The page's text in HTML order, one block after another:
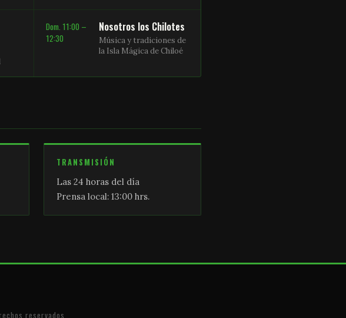
Dom. 11:00 –
12:30
Nosotros los Chilotes
Música y tradiciones de
la Isla Mágica de Chiloé
TRANSMISIÓN
Las 24 horas del día
Prensa local: 13:00 hrs.
reservados